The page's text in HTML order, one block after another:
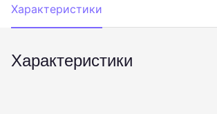
Характеристики
Характеристики